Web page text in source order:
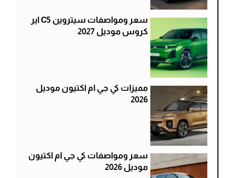
سعر ومواصفات سيتروين C5 اير
كروس موديل 2027
مميزات كي جي ام اكتيون موديل
2026
سعر ومواصفات كي جي ام اكتيون
موديل 2026